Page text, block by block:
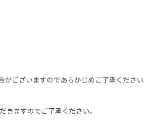
ございますのであらかじめご了承ください
ますのでご了承ください。